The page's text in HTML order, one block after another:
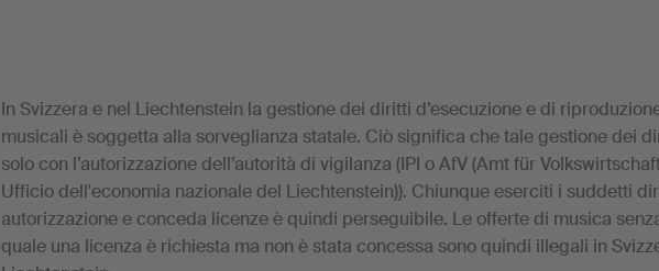
In Svizzera e nel Liechtenstein la gestione dei diritti d’esecuzione e di
musicali è soggetta alla sorveglianza statale. Ciò significa che tale gestione dei
solo con l’autorizzazione dell’autorità di vigilanza (IPI o AfV (Amt für
Ufficio dell'economia nazionale del Liechtenstein)). Chiunque eserciti i suddetti
autorizzazione e conceda licenze è quindi perseguibile. Le offerte di musica
quale una licenza è richiesta ma non è stata concessa sono quindi illegali in